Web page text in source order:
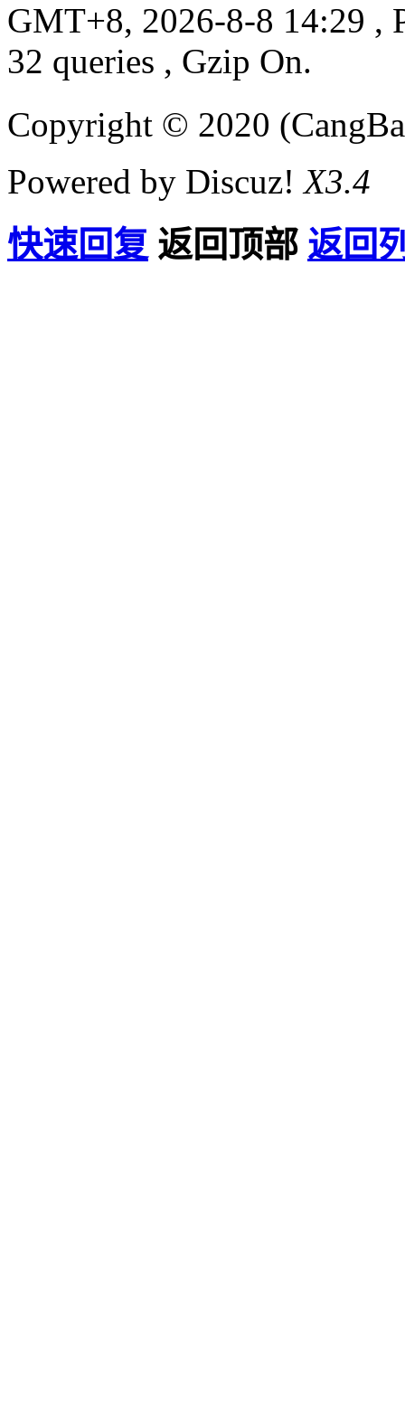
GMT+8, 2026-8-8 14:29 ,
32 queries , Gzip On.
Copyright © 2020
Powered by Discuz!X3.4
快速回复 返回顶部 返回